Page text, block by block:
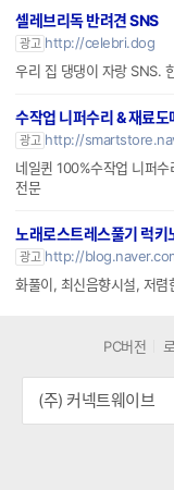
심플하지만 감각적인 반려
셀레브리독 반려견 SNS
광고 http://celebri.dog
우리 집 댕댕이 자랑 SNS.
수작업 니퍼수리 & 재료도매
광고 http://
전문
노래로스트레스풀기 럭키
광고 http://
PC버전